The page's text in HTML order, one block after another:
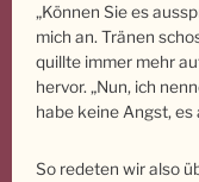
„Können Sie es
mich an. Tränen
quillte immer mehr
hervor. „Nun, ich
habe keine Angst, es
So redeten wir also